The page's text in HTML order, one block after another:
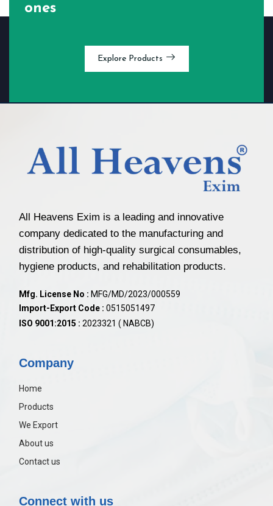
ones
Explore Products
All Heavens Exim is a leading and innovative
company dedicated to the manufacturing and
distribution of high-quality surgical consumables,
hygiene products, and rehabilitation products.
Mfg. License No : MFG/MD/2023/000559
Import-Export Code : 0515051497
ISO 9001:2015 : 2023321 ( NABCB)
Company
Home
Products
We Export
About us
Contact us
Connect with us